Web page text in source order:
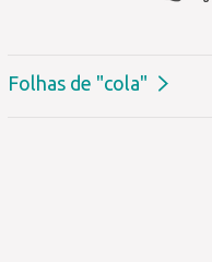
Folhas de "cola"